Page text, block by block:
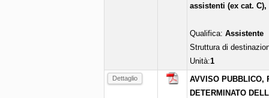
assistenti (ex cat.
Qualifica: Assistente
Struttura di
Unità:1
Dettaglio
AVVISO PUBBLICO,
DETERMINATO